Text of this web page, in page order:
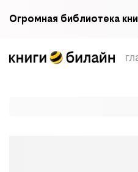
Огромная библиотека